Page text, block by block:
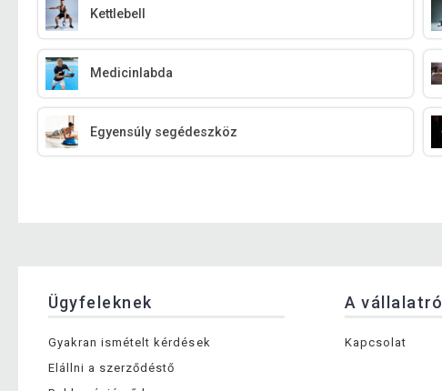
Kettlebell
Medicinlabda
Egyensúly segédeszköz
Ügyfeleknek
Gyakran ismételt kérdések
Elállni a szerződéstő
A vállalatról
Kapcsolat